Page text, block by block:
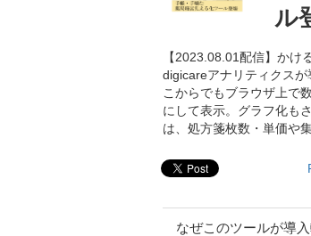
ル
【2023.08.01配信】かけ
digicareアナリティクス
こからでもブラウザ上で
にして表示。グラフ化も
は、処方箋枚数・単価や
なぜこのツールが導入